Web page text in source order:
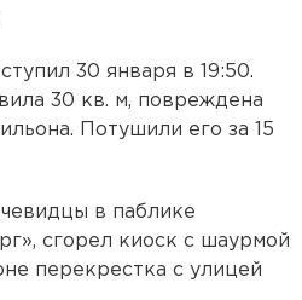
30 января в 19:50.
30 кв. м, повреждена
Потушили его за 15
в паблике
сгорел киоск с шаурмой
перекрестка с улицей